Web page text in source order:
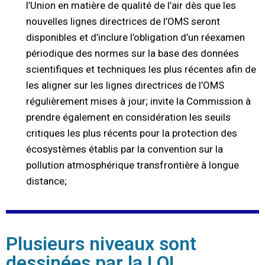
l’Union en matière de qualité de l’air dès que les
nouvelles lignes directrices de l’OMS seront
disponibles et d’inclure l’obligation d’un réexamen
périodique des normes sur la base des données
scientifiques et techniques les plus récentes afin de
les aligner sur les lignes directrices de l’OMS
régulièrement mises à jour; invite la Commission à
prendre également en considération les seuils
critiques les plus récents pour la protection des
écosystèmes établis par la convention sur la
pollution atmosphérique transfrontière à longue
distance;
Plusieurs niveaux sont